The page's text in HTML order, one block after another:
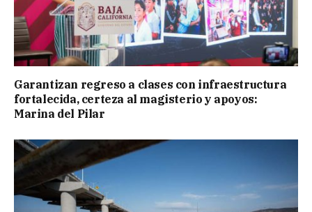
Garantizan regreso a clases con infraestructura
fortalecida, certeza al magisterio y apoyos:
Marina del Pilar